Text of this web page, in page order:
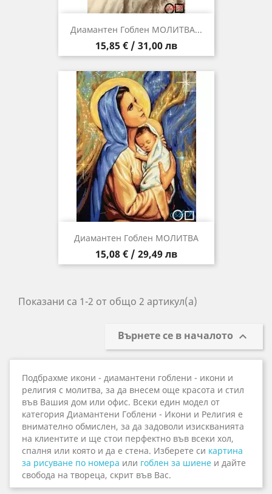
Диамантен Гоблен МОЛИТВА...
Цена
15,85 € / 31,00 лв
Диамантен Гоблен МОЛИТВА
Цена
15,08 € / 29,49 лв
Показани са 1-2 от общо 2 артикул(а)
Върнете се в началото 
Подбрахме икони - диамантени гоблени - икони и
религия с молитва, за да внесем още красота и стил
във Вашия дом или офис. Всеки един модел от
категория Диамантени Гоблени - Икони и Религия е
внимателно обмислен, за да задоволи изискванията
на клиентите и ще стои перфектно във всеки хол,
спалня или която и да е стена. Изберете си картина
за рисуване по номера или гоблен за шиене и дайте
свобода на твореца, скрит във Вас.